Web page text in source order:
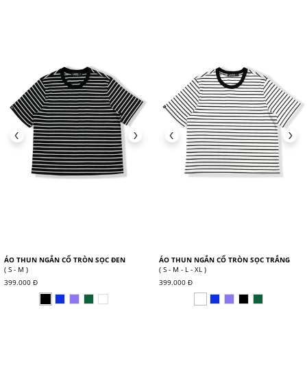
ÁO THUN NGẮN CỔ TRÒN SỌC ĐEN
( S - M )
399.000 Đ
ÁO THUN NGẮN CỔ TRÒN SỌC TRẮNG
( S - M - L - XL )
399.000 Đ